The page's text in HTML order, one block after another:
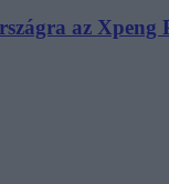
az Xpeng